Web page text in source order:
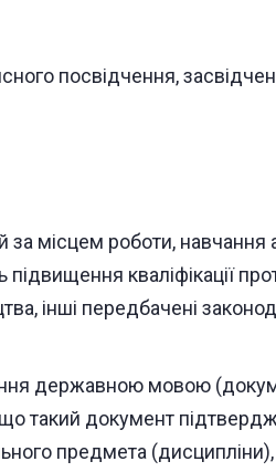
посвідчення,
місцем роботи, навчання
підвищення кваліфікації
інші передбачені
державною мовою
такий документ
предмета